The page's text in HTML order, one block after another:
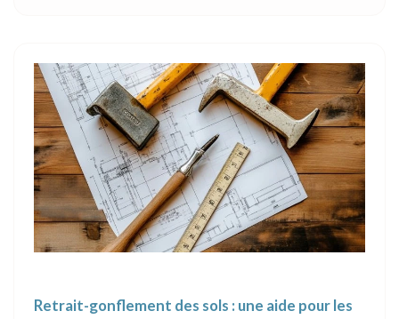
Retrait-gonflement des sols : une aide pour les